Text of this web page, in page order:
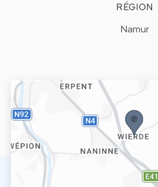
RÉGION
Namur